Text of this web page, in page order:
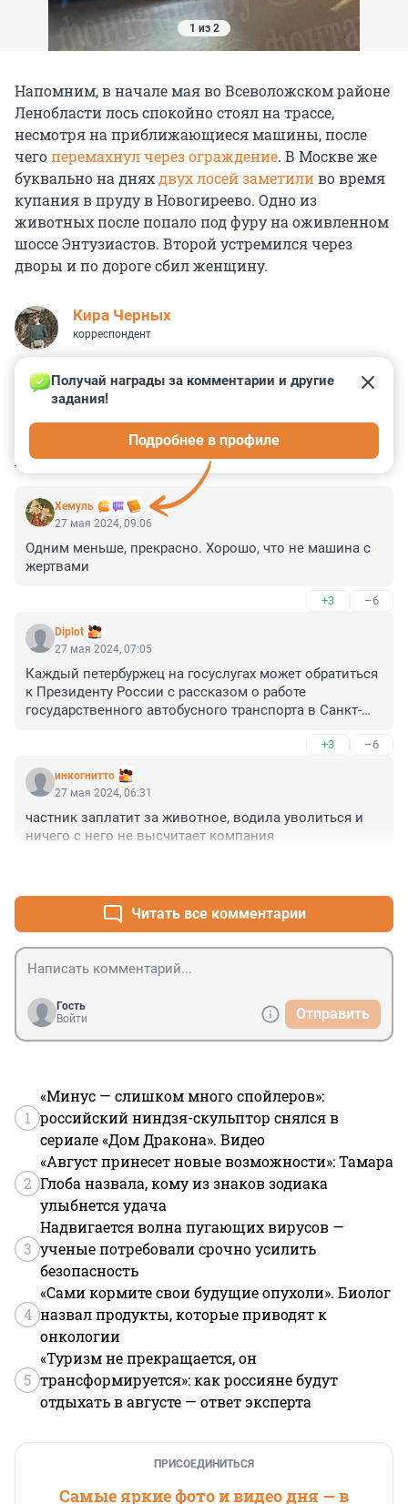
1 из 2
Напомним, в начале мая во Всеволожском районе
Ленобласти лось спокойно стоял на трассе,
несмотря на приближающиеся машины, после
чегоперемахнул через ограждение. В Москве же
буквально на дняхдвух лосей заметиливо время
купания в пруду в Новогиреево. Одно из
животных после попало под фуру на оживленном
шоссе Энтузиастов. Второй устремился через
дворы и по дороге сбил женщину.
Кира Черных
корреспондент
КОММЕНТАРИИ 17
Xемуль
Получай награды за комментарии и другие
задания!
Подробнее в профиле
27 мая 2024, 09:06
Одним меньше, прекрасно. Хорошо, что не машина с
жертвами
+3 –6
Diplot
27 мая 2024, 07:05
Каждый петербуржец на госуслугах может обратиться
к Президенту России с рассказом о работе
государственного автобусного транспорта в Санкт-
своих травм. Требуйте озвучить данные о числе
погибших и искалеченных жителей города. Требуйте
навести порядок - или следующей жертвой
автобусного сообщества можете стать Вы. Пользуясь
данным видом транспорта заранее подумайте о
завещании. Вероятным результатом Вашей поездки
+3 –6
инкогнитто
27 мая 2024, 06:31
частник заплатит за животное, водила уволиться и
ничего с него не высчитает компания
Читать все комментарии
Гость
Войти
Отправить
1
«Минус — слишком много спойлеров»:
российский ниндзя-скульптор снялся в
сериале «Дом Дракона». Видео
2
«Август принесет новые возможности»: Тамара
Глоба назвала, кому из знаков зодиака
улыбнется удача
3
Надвигается волна пугающих вирусов —
ученые потребовали срочно усилить
безопасность
4
«Сами кормите свои будущие опухоли». Биолог
назвал продукты, которые приводят к
онкологии
5
«Туризм не прекращается, он
трансформируется»: как россияне будут
отдыхать в августе — ответ эксперта
ПРИСОЕДИНИТЬСЯ
Самые яркие фото и видео дня — в